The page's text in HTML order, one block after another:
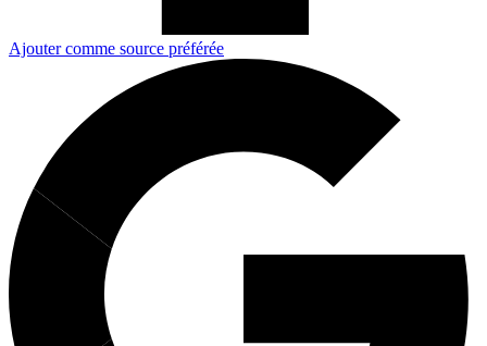
Ajouter comme source préférée